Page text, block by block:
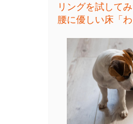
リングを試して
腰に優しい床「